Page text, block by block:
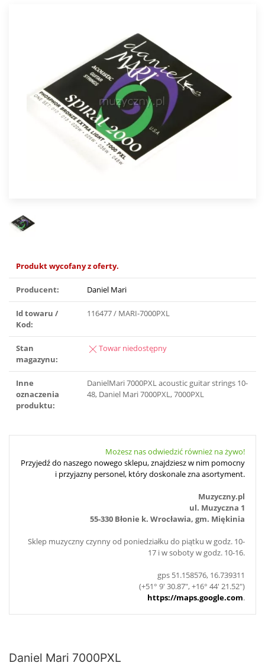
Produkt wycofany z oferty.
Producent: Daniel Mari
Id towaru /
Kod:
116477 / MARI-7000PXL
Stan
magazynu:
Towar niedostępny
Inne
oznaczenia
produktu:
DanielMari 7000PXL acoustic guitar strings 10-
48, Daniel Mari 7000PXL, 7000PXL
Możesz nas odwiedzić również na żywo!
Przyjedź do naszego nowego sklepu, znajdziesz w nim pomocny
i przyjazny personel, który doskonale zna asortyment.
Muzyczny.pl
ul. Muzyczna 1
55-330 Błonie k. Wrocławia, gm. Miękinia
Sklep muzyczny czynny od poniedziałku do piątku w godz. 10-
17 i w soboty w godz. 10-16.
gps 51.158576, 16.739311
(+51° 9' 30.87", +16° 44' 21.52")
https://maps.google.com.
Daniel Mari 7000PXL